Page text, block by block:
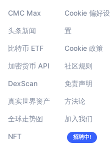
CMC Max
头条新闻
比特币 ETF
加密货币 API
DexScan
真实世界资产
全球走势图
NFT
Cookie 偏好设
置
Cookie 政策
社区规则
免责声明
方法论
加入我们
招聘中!